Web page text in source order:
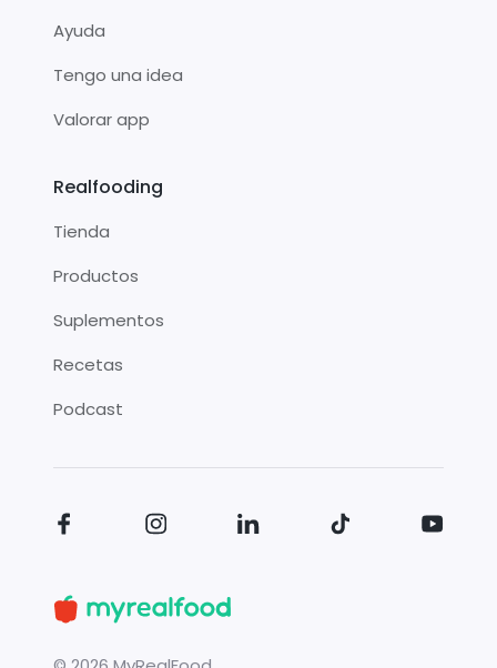
Ayuda
Tengo una idea
Valorar app
Realfooding
Tienda
Productos
Suplementos
Recetas
Podcast